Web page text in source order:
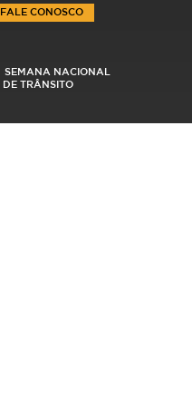
SEMANA NACIONAL
DE TRÂNSITO
FALE CONOSCO